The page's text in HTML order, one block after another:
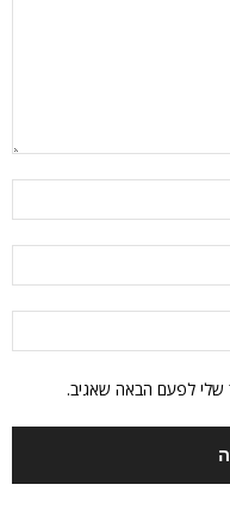
שלי לפעם הבאה שאגיב.